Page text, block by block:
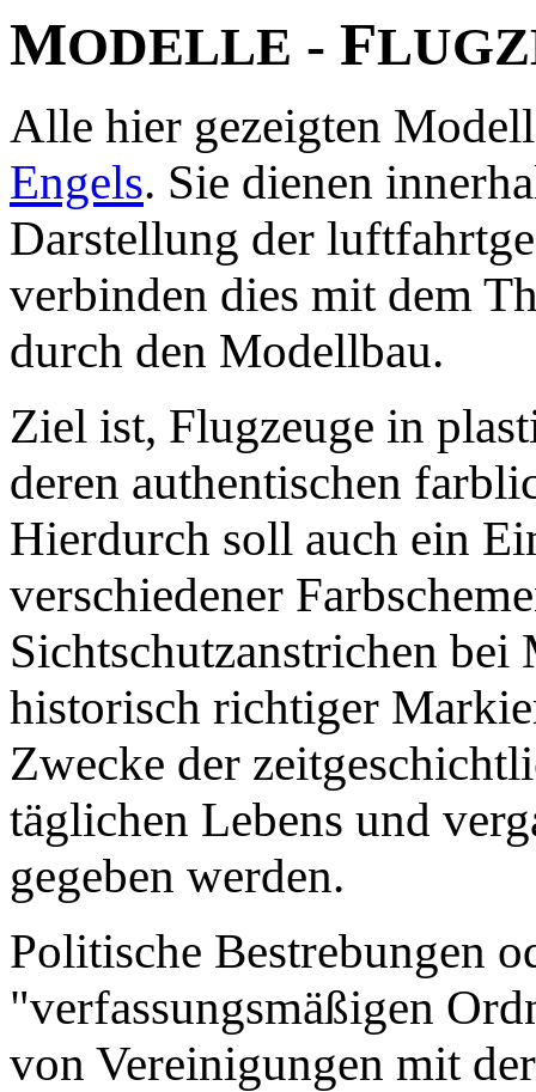
MODELLE - F
Alle hier gezeigten
Engels. Sie dienen
Darstellung der
verbinden dies mit dem
durch den Modellbau.
Ziel ist, Flugzeuge in
deren authentischen
Hierdurch soll auch ein
verschiedener
Sichtschutzanstrichen
historisch richtiger
Zwecke der
täglichen Lebens und
gegeben werden.
Politische Bestrebungen
"verfassungsmäßigen
von Vereinigungen mit